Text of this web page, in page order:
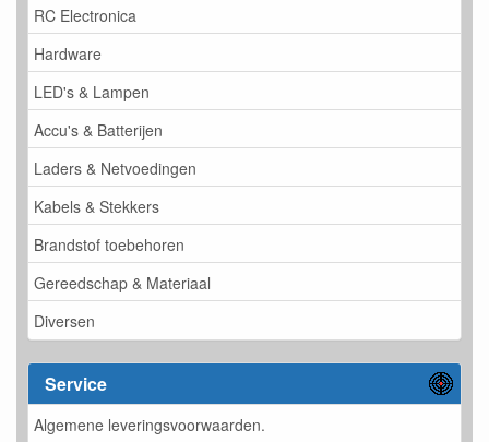
RC Electronica
Hardware
LED's & Lampen
Accu's & Batterijen
Laders & Netvoedingen
Kabels & Stekkers
Brandstof toebehoren
Gereedschap & Materiaal
Diversen
Service
Algemene leveringsvoorwaarden.